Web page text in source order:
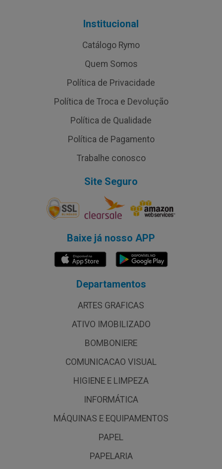
Institucional
Catálogo Rymo
Quem Somos
Política de Privacidade
Política de Troca e Devolução
Política de Qualidade
Política de Pagamento
Trabalhe conosco
Site Seguro
Baixe já nosso APP
Departamentos
ARTES GRAFICAS
ATIVO IMOBILIZADO
BOMBONIERE
COMUNICACAO VISUAL
HIGIENE E LIMPEZA
INFORMÁTICA
MÁQUINAS E EQUIPAMENTOS
PAPEL
PAPELARIA